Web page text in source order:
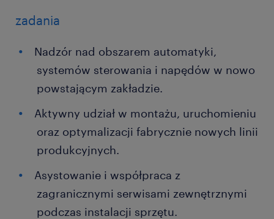
zadania
Nadzór nad obszarem automatyki,
systemów sterowania i napędów w nowo
powstającym zakładzie.
Aktywny udział w montażu, uruchomieniu
oraz optymalizacji fabrycznie nowych linii
produkcyjnych.
Asystowanie i współpraca z
zagranicznymi serwisami zewnętrznymi
podczas instalacji sprzętu.